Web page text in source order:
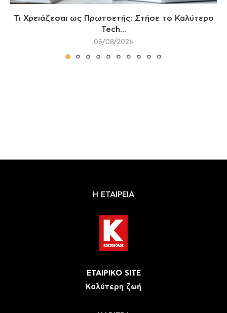
Τι Χρειάζεσαι ως Πρωτοετής; Στήσε το Καλύτερο
Tech...
05/08/2026
Η ΕΤΑΙΡΕΙΑ
ΕΤΑΙΡΙΚΟ SITE
Καλύτερη ζωή